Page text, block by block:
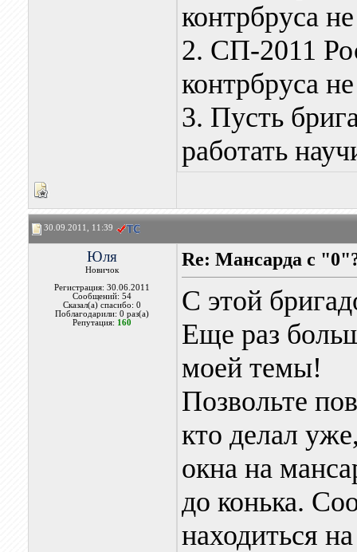
контрбруса
2. СП-2011
контрбруса
3. Пусть
работать
30.09.2011, 11:39
Юля
Новичок
Регистрация: 30.06.2011
Сообщений: 54
Сказал(а) спасибо: 0
Поблагодарили: 0 раз(а)
Репутация: 160
Re: Мансарда с
С этой
Еще раз
моей темы!
Позвольте
кто делал
окна на
до конька.
находиться